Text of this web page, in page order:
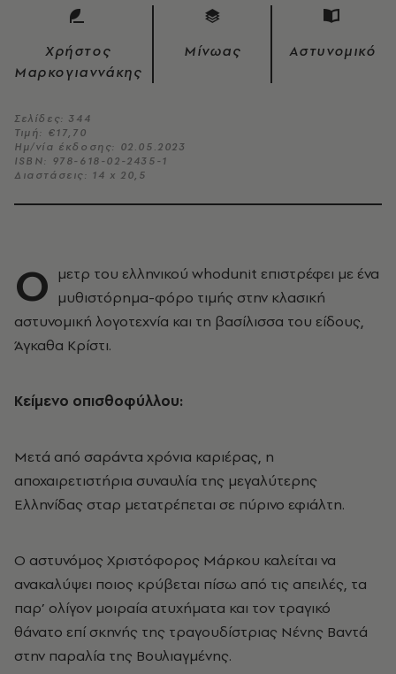
Χρήστος
Μαρκογιαννάκης
Μίνωας Αστυνομικό
Σελίδες: 344
Τιμή: €17,70
Ημ/νία έκδοσης: 02.05.2023
ISBN: 978-618-02-2435-1
Διαστάσεις: 14 x 20,5
Ο μετρ του ελληνικού whodunit επιστρέφει με ένα
μυθιστόρημα-φόρο τιμής στην κλασική
αστυνομική λογοτεχνία και τη βασίλισσα του είδους,
Άγκαθα Κρίστι.
Κείμενο οπισθοφύλλου:
Μετά από σαράντα χρόνια καριέρας, η
αποχαιρετιστήρια συναυλία της μεγαλύτερης
Ελληνίδας σταρ μετατρέπεται σε πύρινο εφιάλτη.
Ο αστυνόμος Χριστόφορος Μάρκου καλείται να
ανακαλύψει ποιος κρύβεται πίσω από τις απειλές, τα
παρ’ ολίγον μοιραία ατυχήματα και τον τραγικό
θάνατο επί σκηνής της τραγουδίστριας Νένης Βαντά
στην παραλία της Βουλιαγμένης.